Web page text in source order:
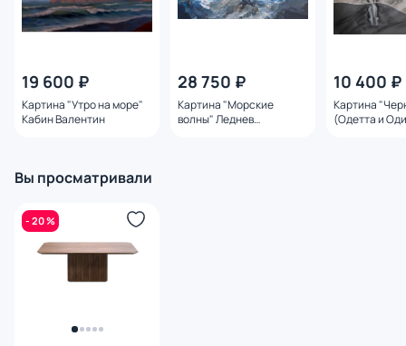
19 600 ₽
Картина "Утро на море"
Кабин Валентин
28 750 ₽
Картина "Морские
волны" Леднев
10 400 ₽
Картина
(Одетта и
Вы просматривали
- 20 %